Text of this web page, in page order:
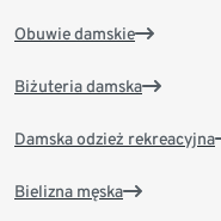
Obuwie damskie
Biżuteria damska
Damska odzież rekreacyjna
Bielizna męska